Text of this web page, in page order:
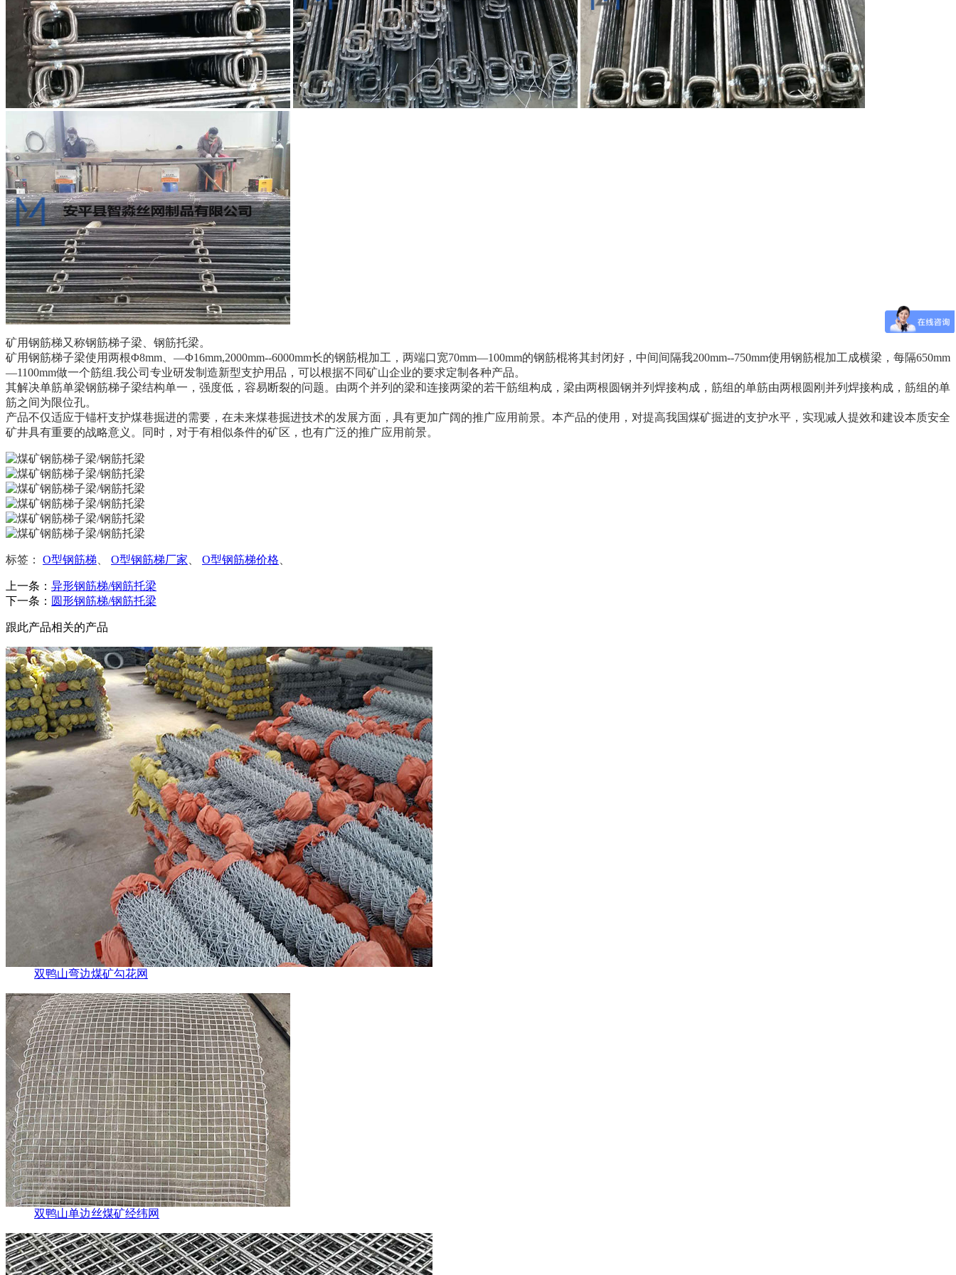
矿用钢筋梯又称钢筋梯子梁、钢筋托梁。
矿用钢筋梯子梁使用两根Φ8mm、—Φ16mm,2000mm--6000mm长的钢筋棍加工，两端口宽70mm—100mm的钢筋棍将其封闭好，中间间隔我200mm--750mm使用钢筋棍加工成横梁，每隔650mm
—1100mm做一个筋组.我公司专业研发制造新型支护用品，可以根据不同矿山企业的要求定制各种产品。
其解决单筋单梁钢筋梯子梁结构单一，强度低，容易断裂的问题。由两个并列的梁和连接两梁的若干筋组构成，梁由两根圆钢并列焊接构成，筋组的单筋由两根圆刚并列焊接构成，筋组的单
筋之间为限位孔。
产品不仅适应于锚杆支护煤巷掘进的需要，在未来煤巷掘进技术的发展方面，具有更加广阔的推广应用前景。本产品的使用，对提高我国煤矿掘进的支护水平，实现减人提效和建设本质安全
矿井具有重要的战略意义。同时，对于有相似条件的矿区，也有广泛的推广应用前景。
标签： O型钢筋梯 O型钢筋梯厂家 O型钢筋梯价格
上一条： 异形钢筋梯/钢筋托梁
下一条： 圆形钢筋梯/钢筋托梁
跟此产品相关的产品
双鸭山弯边煤矿勾花网
双鸭山单边丝煤矿经纬网